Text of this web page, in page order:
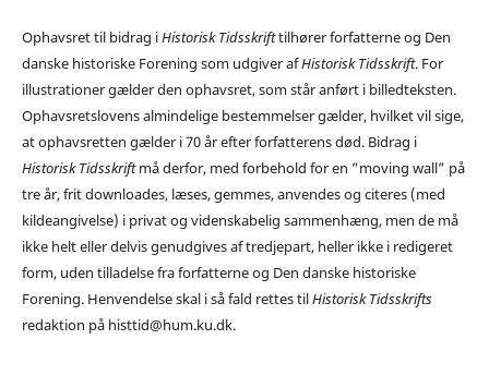
Ophavsret til bidrag iHistorisk Tidsskrifttilhører forfatterne og Den
danske historiske Forening som udgiver afHistorisk Tidsskrift. For
illustrationer gælder den ophavsret, som står anført i billedteksten.
Ophavsretslovens almindelige bestemmelser gælder, hvilket vil sige,
at ophavsretten gælder i 70 år efter forfatterens død. Bidrag i
Historisk Tidsskriftmå derfor, med forbehold for en ”moving wall” på
tre år, frit downloades, læses, gemmes, anvendes og citeres (med
kildeangivelse) i privat og videnskabelig sammenhæng, men de må
ikke helt eller delvis genudgives af tredjepart, heller ikke i redigeret
form, uden tilladelse fra forfatterne og Den danske historiske
Forening. Henvendelse skal i så fald rettes tilHistorisk Tidsskrifts
redaktion på histtid@hum.ku.dk.